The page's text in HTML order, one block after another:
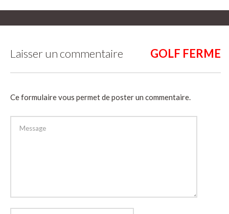
Laisser un commentaire
Ce formulaire vous permet de poster un commentaire.